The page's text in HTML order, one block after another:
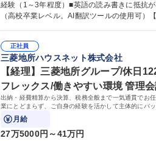
総務をお任せします。基礎的なバックオフィ
からスタートし組織を支える専任担当として広
応（AI翻訳ツール等を使用しての対応で問題ご
ません） ■オフィス環境整備、郵便物の発送・
の総務業務全般 ■その他バックオフィス関連サ
※ご経験に合わせて無理なく業務をお任せしま
残業も基本的には発生せず、ご自身のペースで
を進めやすく定着率の高い環境です。 募集職種 東京
本無/独立系ファーム
経験（1～3年程度）■英語の読み書きに抵抗
（高校卒業レベル。AI翻訳ツールの使用可）
格や、TOEIC等のスコアは求めておりません。
の事務処理を丁寧かつ正確に行える方を歓迎し
す。【働き方について】現在は週4日程度の在
を実施しており、ワークライフバランスを重視
方に最適な環境です（フルリモートも面接で
可）。【求める人物像】幅広いバックオフィ
に柔軟に対応でき、社内外と円滑にコミュニケ
ョンを取りながら業務を推進できる方 学歴・資格 学
歴：大学院 大学 高専 短大 専修学校 高校 語学
正社員
三菱地所ハウスネット株式会社
【経理】三菱地所グループ/休日
フレックス/働きやすい環境 管理
出納・経費精算から決算、税務全般まで一気通貫でお
業にとどまらず、ご自身の経験を活かして主体的にバッ
ィスを支えるポジションです。
月給
27万5000円～41万円